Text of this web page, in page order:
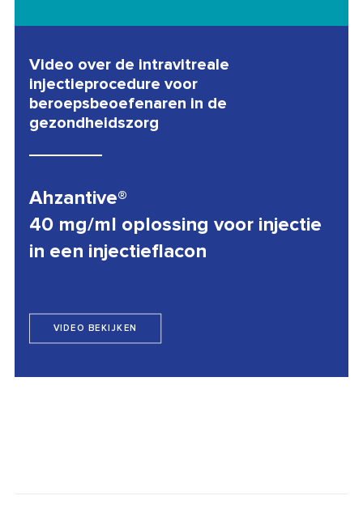
Video over de intravitreale
injectieprocedure voor
beroepsbeoefenaren in de
gezondheidszorg
Ahzantive®
40 mg/ml oplossing voor injectie
in een injectieflacon
VIDEO BEKIJKEN